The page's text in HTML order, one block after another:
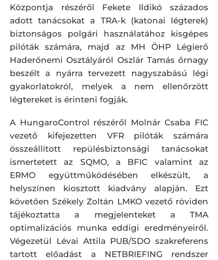
Központja részéről Fekete Ildikó százados
adott tanácsokat a TRA-k (katonai légterek)
biztonságos polgári használatához kisgépes
pilóták számára, majd az MH ÖHP Légierő
Haderőnemi Osztályáról Oszlár Tamás őrnagy
beszélt a nyárra tervezett nagyszabású légi
gyakorlatokról, melyek a nem ellenőrzött
légtereket is érinteni fogják.
A HungaroControl részéről Molnár Csaba FIC
vezető kifejezetten VFR pilóták számára
összeállított repülésbiztonsági tanácsokat
ismertetett az SQMO, a BFIC valamint az
ERMO együttműködésében elkészült, a
helyszínen kiosztott kiadvány alapján. Ezt
követően Székely Zoltán LMKO vezető röviden
tájékoztatta a megjelenteket a TMA
optimalizációs munka eddigi eredményeiről.
Végezetül Lévai Attila PUB/SDO szakreferens
tartott előadást a NETBRIEFING rendszer